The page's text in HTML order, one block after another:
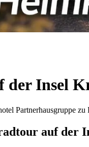
der Insel
Partnerhausgruppe zu
auf der